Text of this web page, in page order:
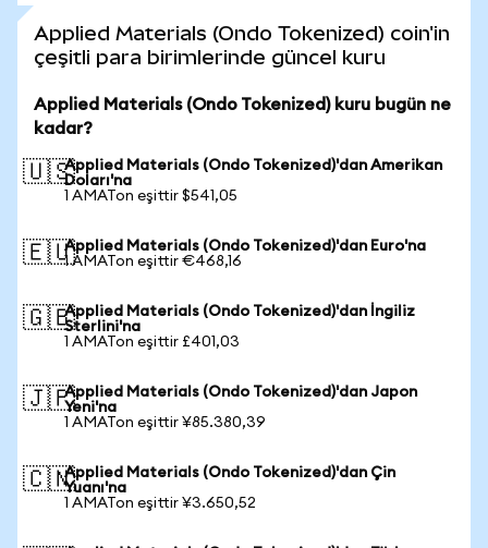
Applied Materials (Ondo Tokenized) coin'in
çeşitli para birimlerinde güncel kuru
Applied Materials (Ondo Tokenized) kuru bugün ne
kadar?
🇺🇸Applied Materials (Ondo Tokenized)'dan Amerikan
Doları'na
1 AMATon eşittir $541,05
🇪🇺Applied Materials (Ondo Tokenized)'dan Euro'na
1 AMATon eşittir €468,16
🇬🇧Applied Materials (Ondo Tokenized)'dan İngiliz
Sterlini'na
1 AMATon eşittir £401,03
🇯🇵Applied Materials (Ondo Tokenized)'dan Japon
Yeni'na
1 AMATon eşittir ¥85.380,39
🇨🇳Applied Materials (Ondo Tokenized)'dan Çin
Yuanı'na
1 AMATon eşittir ¥3.650,52